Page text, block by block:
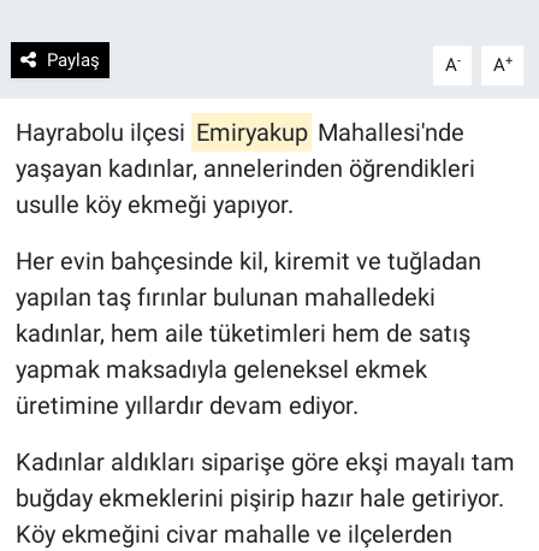
Paylaş A- A+
Hayrabolu ilçesi Emiryakup Mahallesi'nde
yaşayan kadınlar, annelerinden öğrendikleri
usulle köy ekmeği yapıyor.
Her evin bahçesinde kil, kiremit ve tuğladan
yapılan taş fırınlar bulunan mahalledeki
kadınlar, hem aile tüketimleri hem de satış
yapmak maksadıyla geleneksel ekmek
üretimine yıllardır devam ediyor.
Kadınlar aldıkları siparişe göre ekşi mayalı tam
buğday ekmeklerini pişirip hazır hale getiriyor.
Köy ekmeğini civar mahalle ve ilçelerden